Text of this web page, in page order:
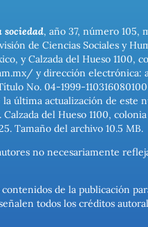
sociedad, año 37, número 105,
de Ciencias Sociales y
y Calzada del Hueso
y dirección electrónica:
No. 04-1999-
última actualización de este
del Hueso 1100,
Tamaño del archivo 10.5 MB.
no necesariamente
de la publicación
todos los créditos